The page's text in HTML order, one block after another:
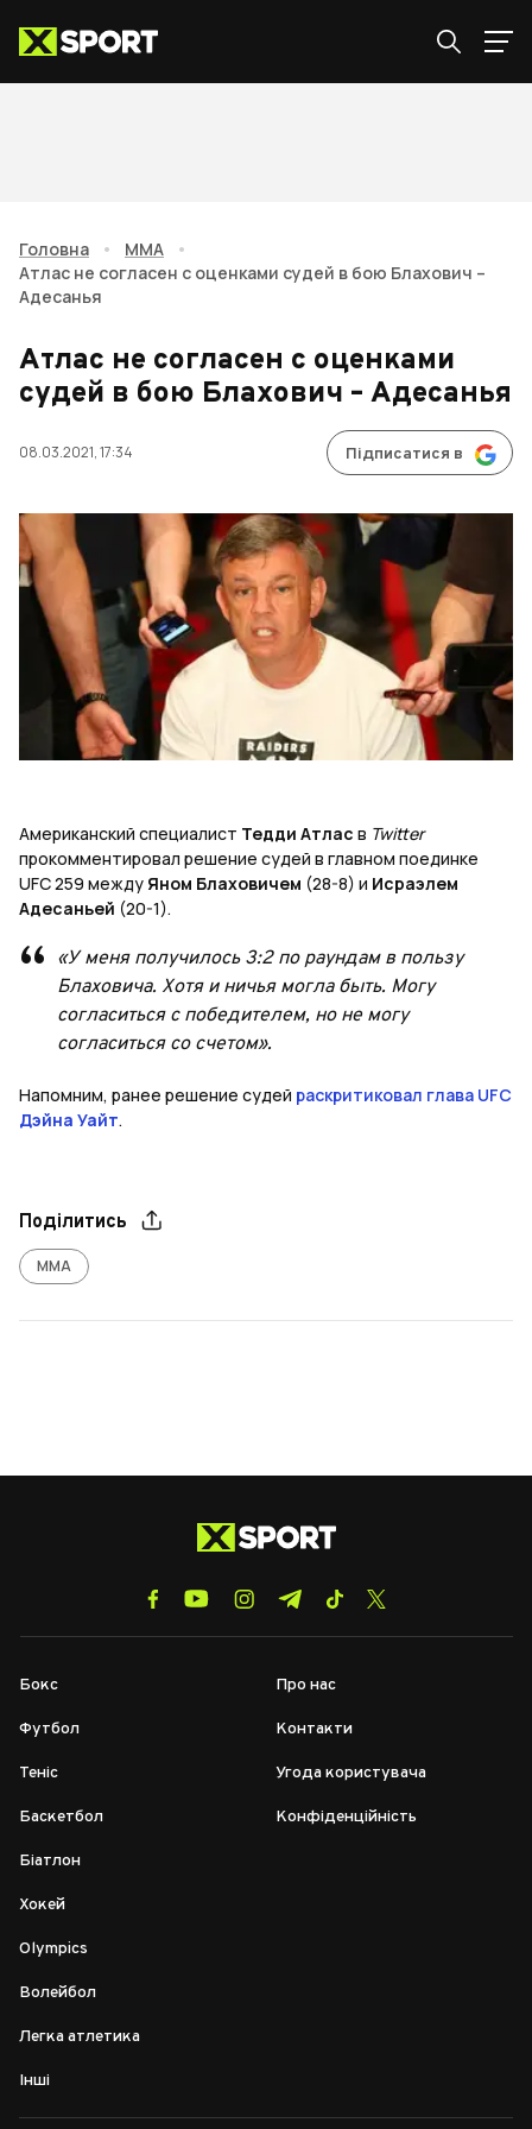
Головна • ММА
•
Атлас не согласен с оценками судей в бою Блахович –
Адесанья
Атлас не согласен с оценками
судей в бою Блахович – Адесанья
08.03.2021, 17:34 Підписатися в
Американский специалист Тедди Атлас в Twitter
прокомментировал решение судей в главном поединке
UFC 259 между Яном Блаховичем (28-8) и Исраэлем
Адесаньей (20-1).
«У меня получилось 3:2 по раундам в пользу
Блаховича. Хотя и ничья могла быть. Могу
согласиться с победителем, но не могу
согласиться со счетом».
Напомним, ранее решение судей раскритиковал глава UFC
Дэйна Уайт.
Поділитись
ММА
Бокс
Футбол
Теніс
Баскетбол
Біатлон
Хокей
Olympics
Волейбол
Легка атлетика
Інші
Про нас
Контакти
Угода користувача
Конфіденційність